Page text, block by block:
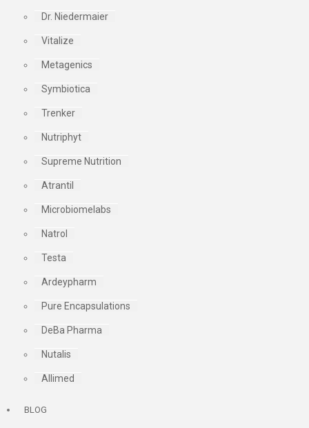
Dr. Niedermaier
Vitalize
Metagenics
Symbiotica
Trenker
Nutriphyt
Supreme Nutrition
Atrantil
Microbiomelabs
Natrol
Testa
Ardeypharm
Pure Encapsulations
DeBa Pharma
Nutalis
Allimed
BLOG